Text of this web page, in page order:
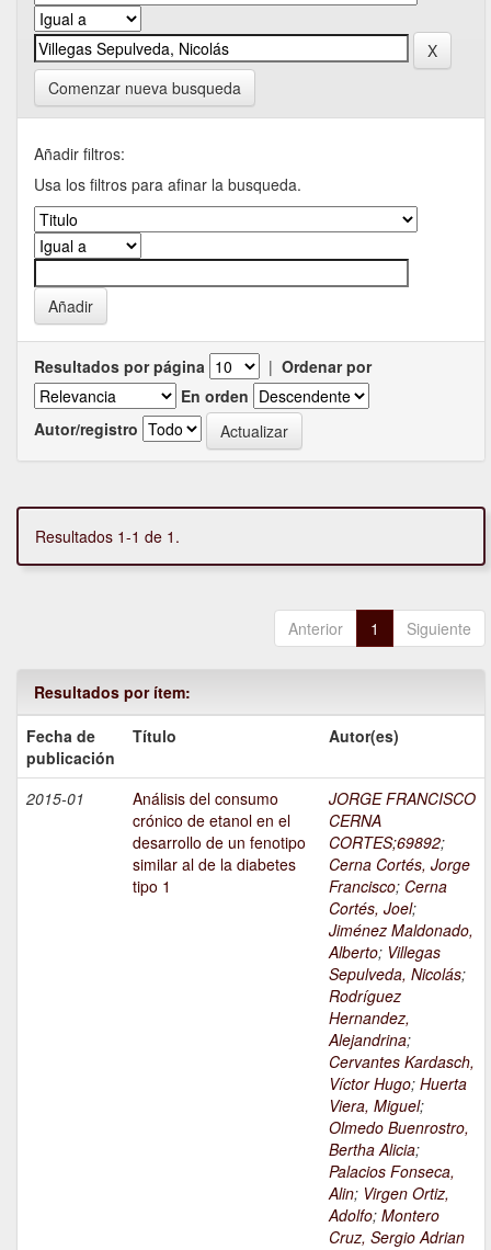
Comenzar nueva busqueda
Añadir filtros:
Usa los filtros para afinar la busqueda.
Resultados por página | Ordenar por
En orden
Autor/registro
Resultados 1-1 de 1.
Anterior 1 Siguiente
Resultados por ítem:
Fecha de
publicación
Título Autor(es)
2015-01
Análisis del consumo
crónico de etanol en el
desarrollo de un fenotipo
similar al de la diabetes
tipo 1
JORGE FRANCISCO
CERNA
CORTES;69892;
Cerna Cortés, Jorge
Francisco; Cerna
Cortés, Joel;
Jiménez Maldonado,
Alberto; Villegas
Sepulveda, Nicolás;
Rodríguez
Hernandez,
Alejandrina;
Cervantes Kardasch,
Víctor Hugo; Huerta
Viera, Miguel;
Olmedo Buenrostro,
Bertha Alicia;
Palacios Fonseca,
Alin; Virgen Ortiz,
Adolfo; Montero
Cruz, Sergio Adrian